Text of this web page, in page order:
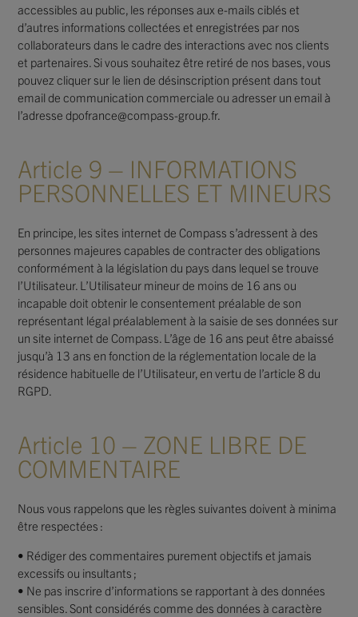
accessibles au public, les réponses aux e-mails ciblés et
d’autres informations collectées et enregistrées par nos
collaborateurs dans le cadre des interactions avec nos clients
et partenaires. Si vous souhaitez être retiré de nos bases, vous
pouvez cliquer sur le lien de désinscription présent dans tout
email de communication commerciale ou adresser un email à
l’adresse dpofrance@compass-group.fr.
Article 9 – INFORMATIONS
PERSONNELLES ET MINEURS
En principe, les sites internet de Compass s’adressent à des
personnes majeures capables de contracter des obligations
conformément à la législation du pays dans lequel se trouve
l’Utilisateur. L’Utilisateur mineur de moins de 16 ans ou
incapable doit obtenir le consentement préalable de son
représentant légal préalablement à la saisie de ses données sur
un site internet de Compass. L’âge de 16 ans peut être abaissé
jusqu’à 13 ans en fonction de la réglementation locale de la
résidence habituelle de l’Utilisateur, en vertu de l’article 8 du
RGPD.
Article 10 – ZONE LIBRE DE
COMMENTAIRE
Nous vous rappelons que les règles suivantes doivent à minima
être respectées :
• Rédiger des commentaires purement objectifs et jamais
excessifs ou insultants ;
• Ne pas inscrire d’informations se rapportant à des données
sensibles. Sont considérés comme des données à caractère